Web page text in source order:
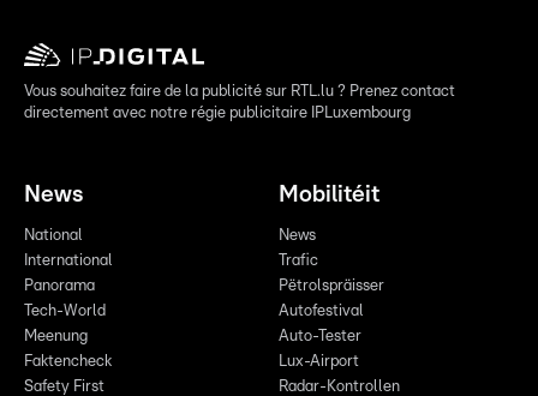
Vous souhaitez faire de la publicité sur RTL.lu ? Prenez contact
directement avec notre régie publicitaire IPLuxembourg
News
National
International
Panorama
Tech-World
Meenung
Faktencheck
Safety First
Mobilitéit
News
Trafic
Pëtrolspräisser
Autofestival
Auto-Tester
Lux-Airport
Radar-Kontrollen